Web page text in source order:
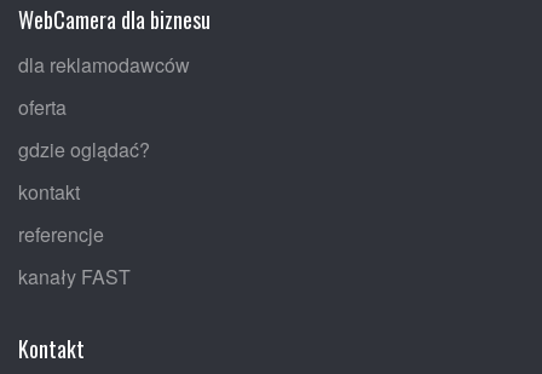
WebCamera dla biznesu
dla reklamodawców
oferta
gdzie oglądać?
kontakt
referencje
kanały FAST
Kontakt